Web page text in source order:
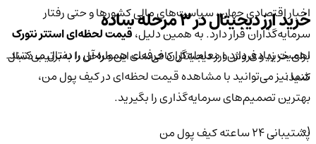
اخبار اقتصادی جهان، سیاست‌های مالی کشورها و حتی رفتار
سرمایه‌گذاران قرار دارد. به همین دلیل،قیمت لحظه‌ای استتر نتورک
اهمیت زیادی دارد و معامله‌گران حرفه‌ای همواره آن را دنبال می‌کنند.
شما نیز می‌توانید با مشاهده قیمت لحظه‌ای در کیف پول من،
بهترین تصمیم‌های سرمایه‌گذاری را بگیرید.
پشتیبانی ۲۴ ساعته کیف پول من
خرید ارز دیجیتال در 3 مرحله ساده
برای خرید و فروش ارز دیجیتال کافی‌ست این مراحل را به‌ترتیب دنبال
کنید:
01